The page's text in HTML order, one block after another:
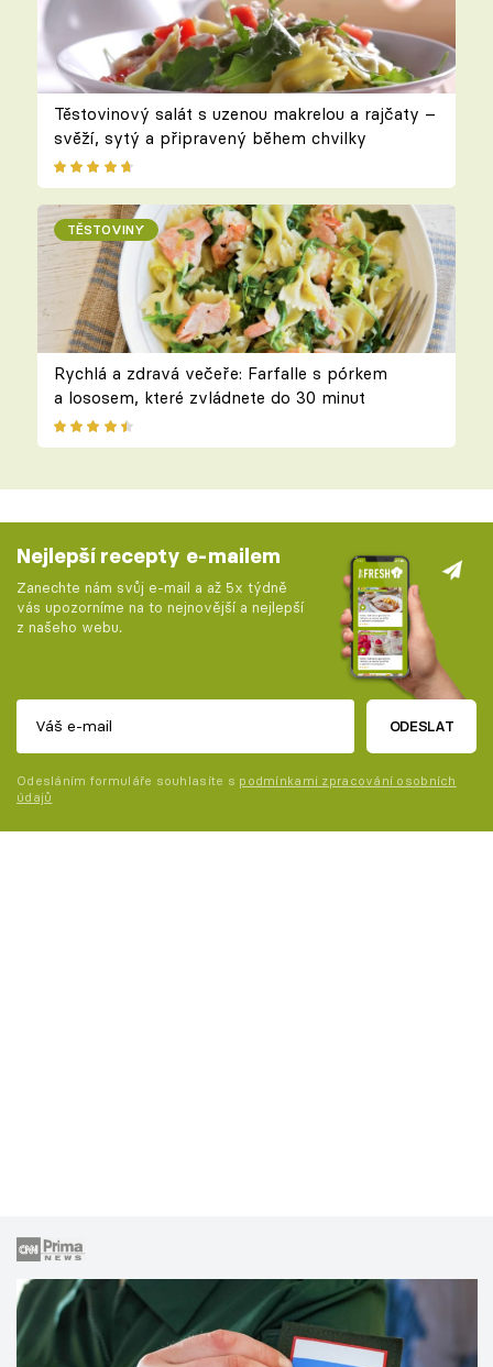
Těstovinový salát s uzenou makrelou a rajčaty –
svěží, sytý a připravený během chvilky
TĚSTOVINY
Rychlá a zdravá večeře: Farfalle s pórkem
a lososem, které zvládnete do 30 minut
Nejlepší recepty e-mailem
Zanechte nám svůj e-mail a až 5x týdně
vás upozorníme na to nejnovější a nejlepší
z našeho webu.
ODESLAT
Odesláním formuláře souhlasíte s podmínkami zpracování osobních
údajů